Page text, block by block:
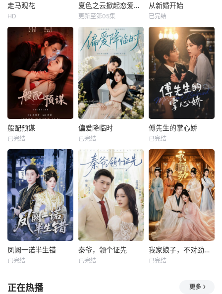
走马观花
HD
夏色之云掀起恋爱与风暴
更新至第05集
从新婚开始
已完结
般配预谋
已完结
偏爱降临时
已完结
傅先生的掌心娇
已完结
凤阙一诺半生错
已完结
秦爷，领个证先
已完结
我家娘子，不对劲第四季
已完结
正在热播 更多